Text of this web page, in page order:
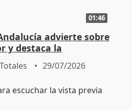
01:46
advierte sobre
y destaca la
la prevención
29/07/2026